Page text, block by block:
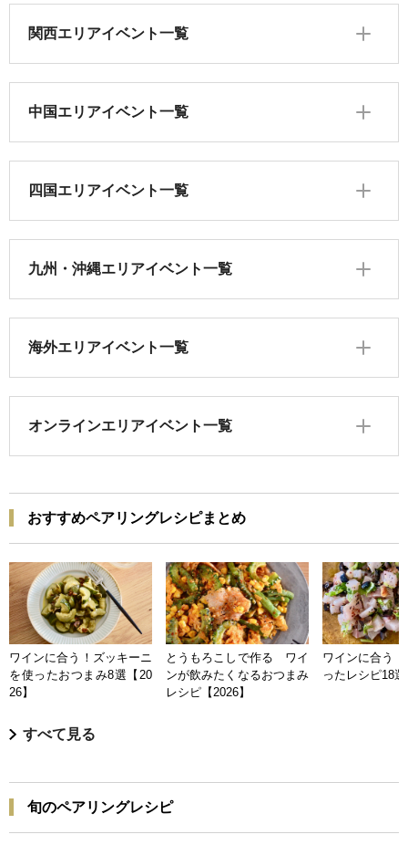
関西エリアイベント一覧
中国エリアイベント一覧
四国エリアイベント一覧
九州・沖縄エリアイベント一覧
海外エリアイベント一覧
オンラインエリアイベント一覧
おすすめペアリングレシピまとめ
ワインに合う！ズッキーニ
を使ったおつまみ8選【20
26】
とうもろこしで作る ワイ
ンが飲みたくなるおつまみ
レシピ【2026】
ワインに合う
ったレシピ18
すべて見る
旬のペアリングレシピ